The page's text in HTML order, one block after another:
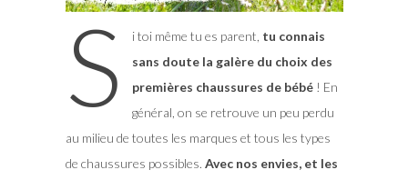
S i toi même tu es parent, tu connais
sans doute la galère du choix des
premières chaussures de bébé ! En
général, on se retrouve un peu perdu
au milieu de toutes les marques et tous les types
de chaussures possibles. Avec nos envies, et les